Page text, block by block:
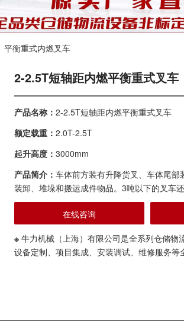
平衡重式内燃叉车
2-2.5T短轴距内燃平衡重式叉车
产品名称： 2-2.5T短轴距内燃平衡重式叉车
额定载重： 2.0T-2.5T
起升高度： 3000mm
产品简介： 车体前方装有升降货叉、车体尾
装卸、堆垛和搬运成件物品。3吨以下的叉车
在线咨询
※ 牛力机械（上海）有限公司是全系列仓储物
设备定制、项目集成、安装调试、维修服务等